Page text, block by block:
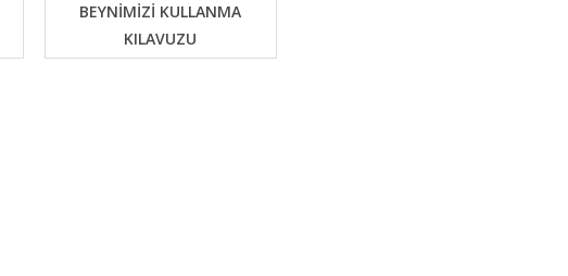
BEYNİMİZİ KULLANMA
KILAVUZU